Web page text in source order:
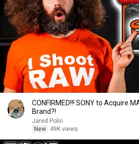
CONFIRMED!!! SONY to Acquire
Brand?!
Jared Polin
New
49K views